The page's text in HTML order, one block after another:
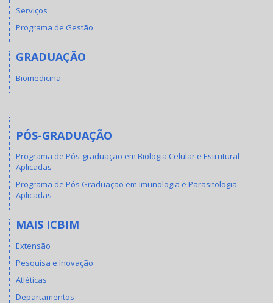
Serviços
Programa de Gestão
GRADUAÇÃO
Biomedicina
PÓS-GRADUAÇÃO
Programa de Pós-graduação em Biologia Celular e Estrutural
Aplicadas
Programa de Pós Graduação em Imunologia e Parasitologia
Aplicadas
MAIS ICBIM
Extensão
Pesquisa e Inovação
Atléticas
Departamentos